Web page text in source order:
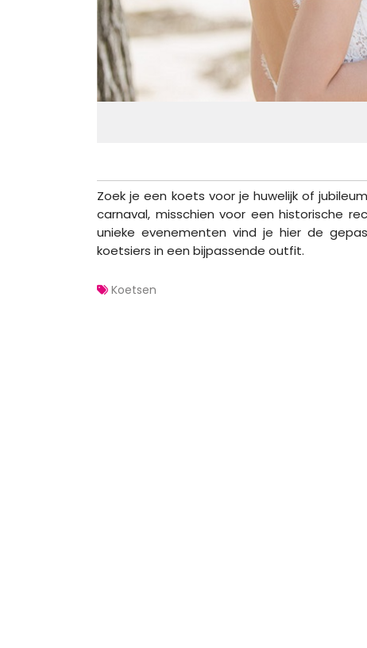
Zoek je een koets voor je huwelijk of
carnaval, misschien voor een historische
unieke evenementen vind je hier de
koetsiers in een bijpassende outfit.
Koetsen